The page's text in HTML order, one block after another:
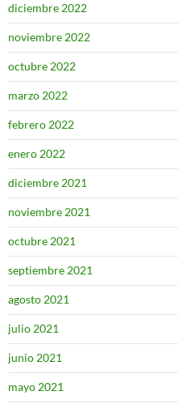
diciembre 2022
noviembre 2022
octubre 2022
marzo 2022
febrero 2022
enero 2022
diciembre 2021
noviembre 2021
octubre 2021
septiembre 2021
agosto 2021
julio 2021
junio 2021
mayo 2021